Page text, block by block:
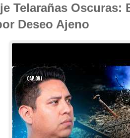
Telarañas Oscuras:
Deseo Ajeno